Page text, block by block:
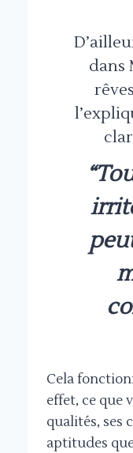
dans
Cela
effet, ce que
qualités, ses
aptitudes